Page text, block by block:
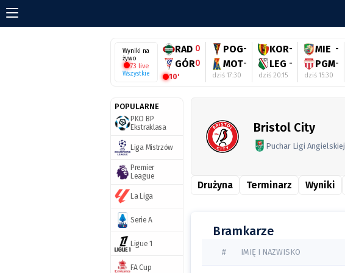
Wyniki na
żywo
73 live
Wszystkie
RAD 0
GÓR0
10'
POG-
MOT-
dziś 17:30
KOR-
LEG -
dziś 20:15
MIE -
PGM-
dziś 15:30
POPULARNE
PKO BP
Ekstraklasa
Liga Mistrzów
Premier
League
La Liga
Serie A
Ligue 1
FA Cup
Bristol City
Puchar Ligi Angielskiej
Drużyna Terminarz Wyniki
Bramkarze
# IMIĘ I NAZWISKO